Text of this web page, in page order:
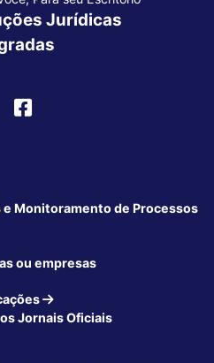
Jurídicas
Monitoramento de Processos
ou empresas
Jornais Oficiais